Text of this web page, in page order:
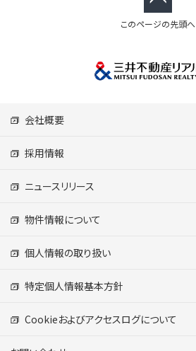
このページの先頭へ
会社概要
採用情報
ニュースリリース
物件情報について
個人情報の取り扱い
特定個人情報基本方針
Cookieおよびアクセスログについて